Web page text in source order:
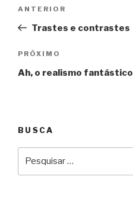
Post
Anterior
ANTERIOR
Trastes e contrastes
Próximo
PRÓXIMO
Ah, o realismo fantástico
BUSCA